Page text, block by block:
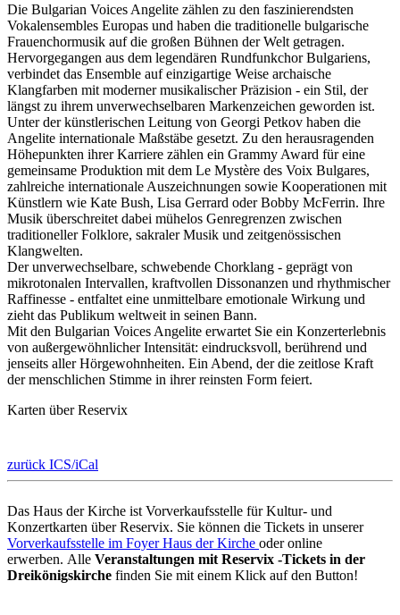
Die Bulgarian Voices Angelite zählen zu den faszinierendsten
Vokalensembles Europas und haben die traditionelle bulgarische
Frauenchormusik auf die großen Bühnen der Welt getragen.
Hervorgegangen aus dem legendären Rundfunkchor Bulgariens,
verbindet das Ensemble auf einzigartige Weise archaische
Klangfarben mit moderner musikalischer Präzision - ein Stil, der
längst zu ihrem unverwechselbaren Markenzeichen geworden ist.
Unter der künstlerischen Leitung von Georgi Petkov haben die
Angelite internationale Maßstäbe gesetzt. Zu den herausragenden
Höhepunkten ihrer Karriere zählen ein Grammy Award für eine
gemeinsame Produktion mit dem Le Mystère des Voix Bulgares,
zahlreiche internationale Auszeichnungen sowie Kooperationen mit
Künstlern wie Kate Bush, Lisa Gerrard oder Bobby McFerrin. Ihre
Musik überschreitet dabei mühelos Genregrenzen zwischen
traditioneller Folklore, sakraler Musik und zeitgenössischen
Klangwelten.
Der unverwechselbare, schwebende Chorklang - geprägt von
mikrotonalen Intervallen, kraftvollen Dissonanzen und rhythmischer
Raffinesse - entfaltet eine unmittelbare emotionale Wirkung und
zieht das Publikum weltweit in seinen Bann.
Mit den Bulgarian Voices Angelite erwartet Sie ein Konzerterlebnis
von außergewöhnlicher Intensität: eindrucksvoll, berührend und
jenseits aller Hörgewohnheiten. Ein Abend, der die zeitlose Kraft
der menschlichen Stimme in ihrer reinsten Form feiert.
Karten über Reservix
zurück ICS/iCal
Das Haus der Kirche ist Vorverkaufsstelle für Kultur- und
Konzertkarten über Reservix. Sie können die Tickets in unserer
Vorverkaufsstelle im Foyer Haus der Kirche oder online
erwerben. Alle Veranstaltungen mit Reservix -Tickets in der
Dreikönigskirche finden Sie mit einem Klick auf den Button!